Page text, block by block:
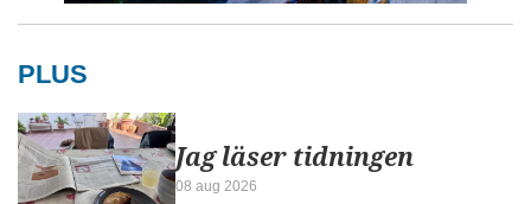
PLUS
Jag läser tidningen
08 aug 2026